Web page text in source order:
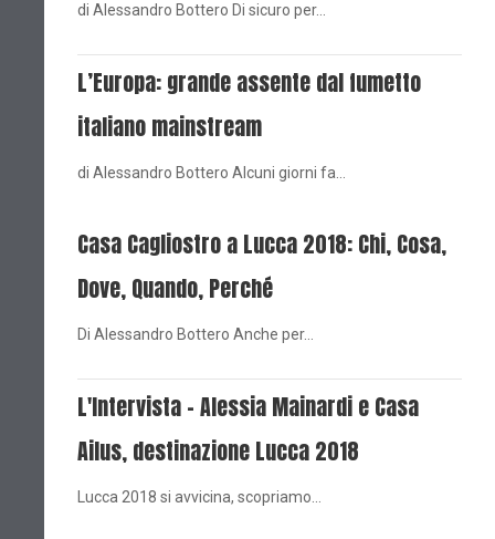
di Alessandro Bottero Di sicuro per…
L’Europa: grande assente dal fumetto
italiano mainstream
di Alessandro Bottero Alcuni giorni fa…
Casa Cagliostro a Lucca 2018: Chi, Cosa,
Dove, Quando, Perché
Di Alessandro Bottero Anche per…
L'Intervista - Alessia Mainardi e Casa
Ailus, destinazione Lucca 2018
Lucca 2018 si avvicina, scopriamo…